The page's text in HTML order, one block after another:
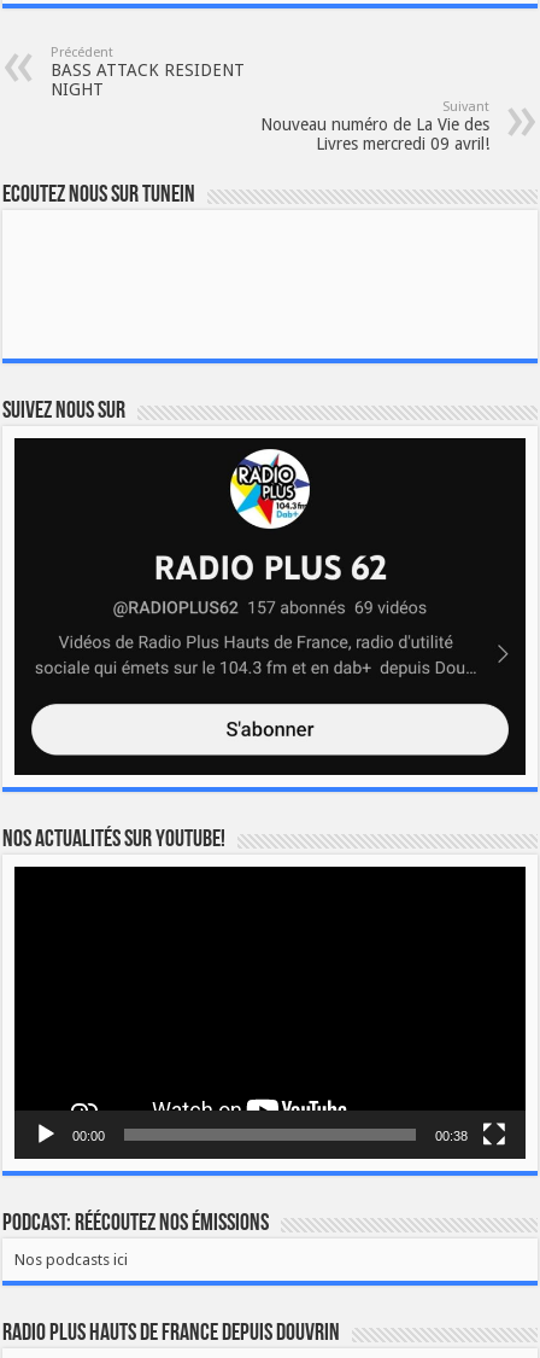
Précédent
BASS ATTACK RESIDENT
NIGHT
Suivant
Nouveau numéro de La Vie des
Livres mercredi 09 avril!
Ecoutez nous sur TuneIn
Suivez nous sur
Nos actualités sur YOUTUBE!
00:00 00:38
Podcast: Réécoutez nos émissions
Nos podcasts ici
Radio Plus Hauts de France depuis Douvrin